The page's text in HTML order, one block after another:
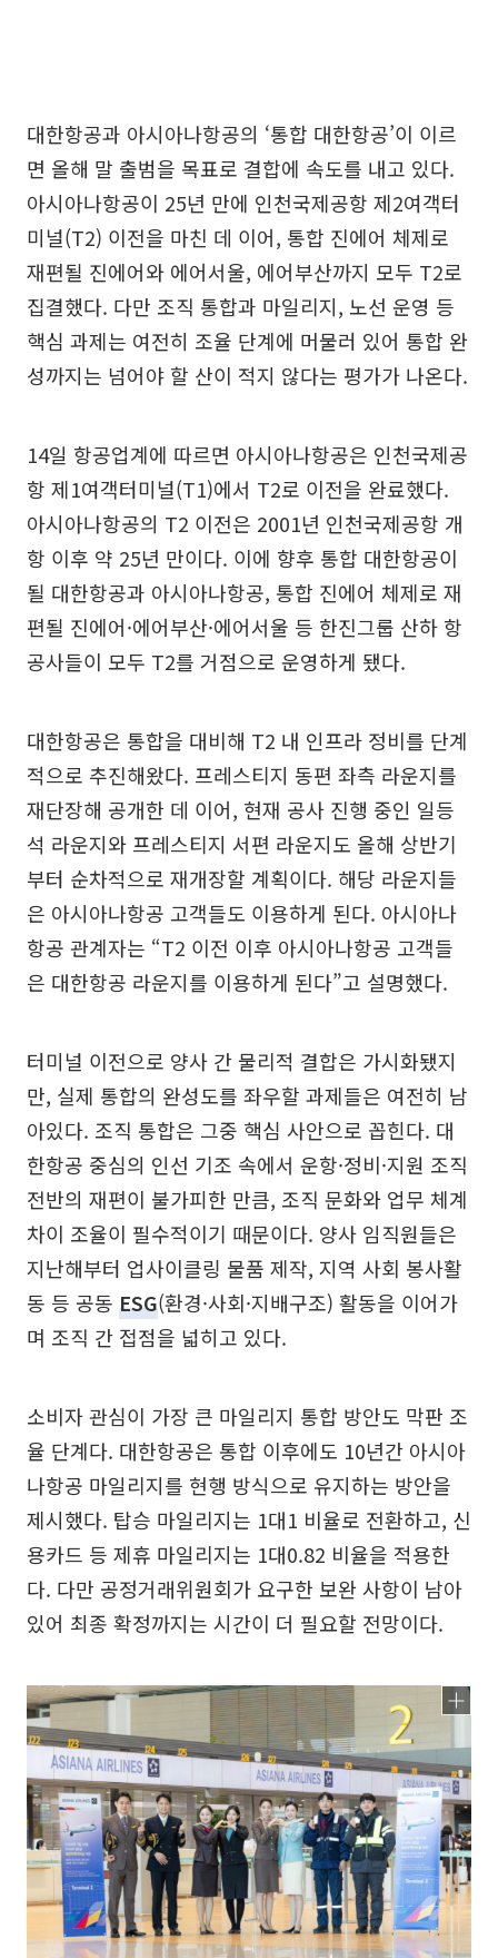
대한항공과 아시아나항공의 ‘통합 대한항공’이 이르
면 올해 말 출범을 목표로 결합에 속도를 내고 있다.
아시아나항공이 25년 만에 인천국제공항 제2여객터
미널(T2) 이전을 마친 데 이어, 통합 진에어 체제로
재편될 진에어와 에어서울, 에어부산까지 모두 T2로
집결했다. 다만 조직 통합과 마일리지, 노선 운영 등
핵심 과제는 여전히 조율 단계에 머물러 있어 통합 완
성까지는 넘어야 할 산이 적지 않다는 평가가 나온다.
14일 항공업계에 따르면 아시아나항공은 인천국제공
항 제1여객터미널(T1)에서 T2로 이전을 완료했다.
아시아나항공의 T2 이전은 2001년 인천국제공항 개
항 이후 약 25년 만이다. 이에 향후 통합 대한항공이
될 대한항공과 아시아나항공, 통합 진에어 체제로 재
편될 진에어·에어부산·에어서울 등 한진그룹 산하 항
공사들이 모두 T2를 거점으로 운영하게 됐다.
대한항공은 통합을 대비해 T2 내 인프라 정비를 단계
적으로 추진해왔다. 프레스티지 동편 좌측 라운지를
재단장해 공개한 데 이어, 현재 공사 진행 중인 일등
석 라운지와 프레스티지 서편 라운지도 올해 상반기
부터 순차적으로 재개장할 계획이다. 해당 라운지들
은 아시아나항공 고객들도 이용하게 된다. 아시아나
항공 관계자는 “T2 이전 이후 아시아나항공 고객들
은 대한항공 라운지를 이용하게 된다”고 설명했다.
터미널 이전으로 양사 간 물리적 결합은 가시화됐지
만, 실제 통합의 완성도를 좌우할 과제들은 여전히 남
아있다. 조직 통합은 그중 핵심 사안으로 꼽힌다. 대
한항공 중심의 인선 기조 속에서 운항·정비·지원 조직
전반의 재편이 불가피한 만큼, 조직 문화와 업무 체계
차이 조율이 필수적이기 때문이다. 양사 임직원들은
지난해부터 업사이클링 물품 제작, 지역 사회 봉사활
동 등 공동 ESG(환경·사회·지배구조) 활동을 이어가
며 조직 간 접점을 넓히고 있다.
소비자 관심이 가장 큰 마일리지 통합 방안도 막판 조
율 단계다. 대한항공은 통합 이후에도 10년간 아시아
나항공 마일리지를 현행 방식으로 유지하는 방안을
제시했다. 탑승 마일리지는 1대1 비율로 전환하고, 신
용카드 등 제휴 마일리지는 1대0.82 비율을 적용한
다. 다만 공정거래위원회가 요구한 보완 사항이 남아
있어 최종 확정까지는 시간이 더 필요할 전망이다.